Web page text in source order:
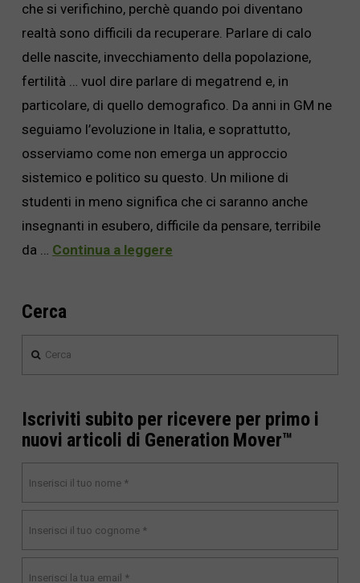
che si verifichino, perchè quando poi diventano
realtà sono difficili da recuperare. Parlare di calo
delle nascite, invecchiamento della popolazione,
fertilità … vuol dire parlare di megatrend e, in
particolare, di quello demografico. Da anni in GM ne
seguiamo l’evoluzione in Italia, e soprattutto,
osserviamo come non emerga un approccio
sistemico e politico su questo. Un milione di
studenti in meno significa che ci saranno anche
insegnanti in esubero, difficile da pensare, terribile
da … Continua a leggere
Cerca
Iscriviti subito per ricevere per primo i
nuovi articoli di Generation Mover™